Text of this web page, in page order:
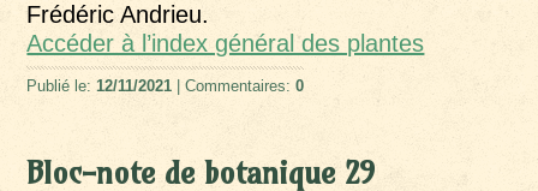
Frédéric Andrieu.
Accéder à l’index général des plantes
Publié le:12/11/2021 | Commentaires:0
Bloc-note de botanique 29